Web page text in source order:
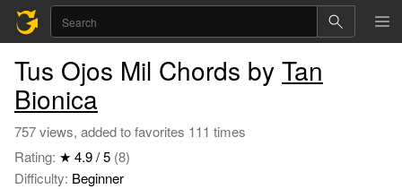
Tus Ojos Mil Chords by Tan
Bionica
757 views, added to favorites 111 times
Rating: ★ 4.9 / 5 (8)
Difficulty: Beginner